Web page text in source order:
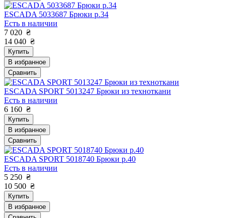
ESCADA 5033687 Брюки р.34
Есть в наличии
7 020 ₴
14 040 ₴
Купить
В избранное
Сравнить
ESCADA SPORT 5013247 Брюки из техноткани
Есть в наличии
6 160 ₴
Купить
В избранное
Сравнить
ESCADA SPORT 5018740 Брюки р.40
Есть в наличии
5 250 ₴
10 500 ₴
Купить
В избранное